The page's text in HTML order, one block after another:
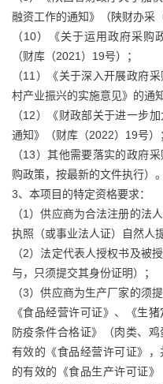
融资工作的通知》（陕财办采
（10）《关于运用政府采购
（财库（2021）19号）；
（11）《关于深入开展政府
村产业振兴的实施意见》的通
（12）《财政部关于进一步
通知》（财库（2022）19号）
（13）其他需要落实的政府
购政策，按最新的文件执行）。
3、本项目的特定资格要求：
（1）供应商为合法注册的法
执照（或事业法人证）自然人
（2）法定代表人授权书及被
与，只须提交其身份证明）；
（3）供应商为生产厂家的须
《食品经营许可证》、《生
防疫条件合格证》（肉类、
有效的《食品经营许可证》
的有效的《食品生产许可证